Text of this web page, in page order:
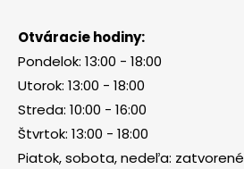
Otváracie hodiny:
Pondelok: 13:00 - 18:00
Utorok: 13:00 - 18:00
Streda: 10:00 - 16:00
Štvrtok: 13:00 - 18:00
Piatok, sobota, nedeľa: zatvorené